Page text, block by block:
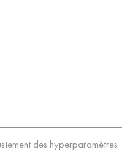
des hyperparamètres